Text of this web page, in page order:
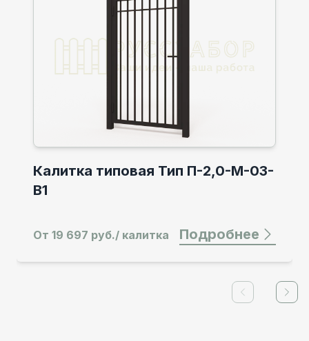
Калитка типовая Тип П-2,0-М-03-
В1
От 19 697 руб./ калитка Подробнее
Previous